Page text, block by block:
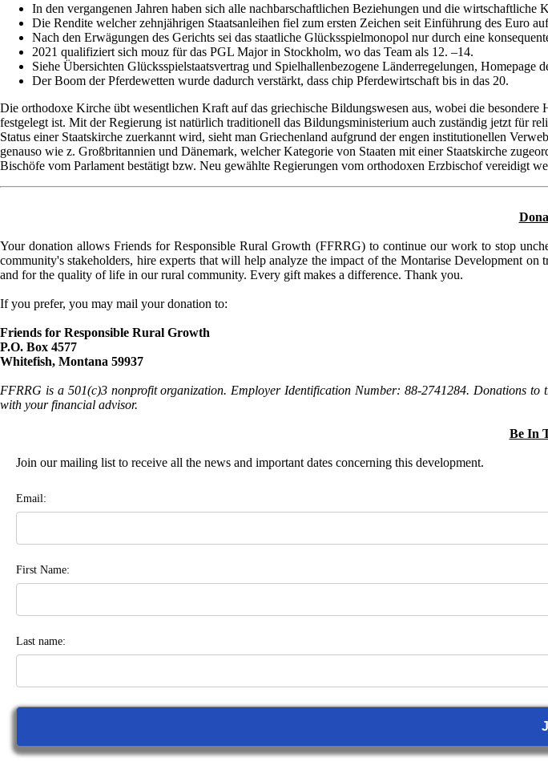
In den vergangenen Jahren haben sich alle nachbarschaftlichen Beziehungen und die wirtschaftliche
Die Rendite welcher zehnjährigen Staatsanleihen fiel zum ersten Zeichen seit Einführung des Euro
Nach den Erwägungen des Gerichts sei das staatliche Glücksspielmonopol nur durch eine
2021 qualifiziert sich mouz für das PGL Major in Stockholm, wo das Team als 12. –14.
Siehe Übersichten Glücksspielstaatsvertrag und Spielhallenbezogene Länderregelungen, Homepage
Der Boom der Pferdewetten wurde dadurch verstärkt, dass chip Pferdewirtschaft bis in das 20.
Die orthodoxe Kirche übt wesentlichen Kraft auf das griechische Bildungswesen aus, wobei die
festgelegt ist. Mit der Regierung ist natürlich traditionell das Bildungsministerium auch zuständig jetzt für
Status einer Staatskirche zuerkannt wird, sieht man Griechenland aufgrund der engen institutionellen
genauso wie z. Großbritannien und Dänemark, welcher Kategorie von Staaten mit einer Staatskirche
Bischöfe vom Parlament bestätigt bzw. Neu gewählte Regierungen vom orthodoxen Erzbischof vereidigt
Your donation allows Friends for Responsible Rural Growth (FFRRG) to continue our work to stop
community's stakeholders, hire experts that will help analyze the impact of the Montarise Development
and for the quality of life in our rural community. Every gift makes a difference. Thank you.
If you prefer, you may mail your donation to:
Friends for Responsible Rural Growth
P.O. Box 4577
Whitefish, Montana 59937
FFRRG is a 501(c)3 nonprofit organization. Employer Identification Number: 88-2741284. Donations
with your financial advisor.
Be In
Join our mailing list to receive all the news and important dates concerning this development.
Email:
First Name:
Last name: